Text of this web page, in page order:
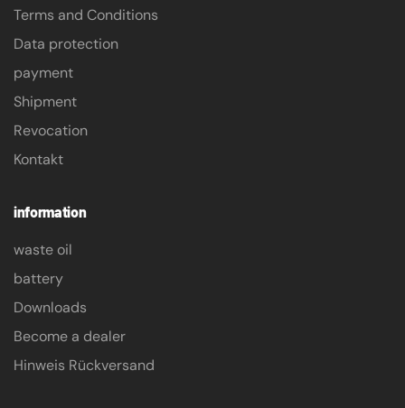
Terms and Conditions
Data protection
payment
Shipment
Revocation
Kontakt
information
waste oil
battery
Downloads
Become a dealer
Hinweis Rückversand